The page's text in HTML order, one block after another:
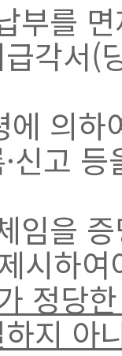
를 면
각서(
의하
신고
을 증
시하
정당
지 아